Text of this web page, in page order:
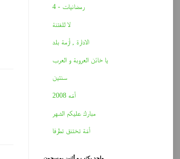
رمضانيات - 4
لا للفتنة
الادارة , أزمة بلد
يا خائن العروبة و العرب
سنتين
أمّه 2008
مبارك عليكم الشهر
أمّة تختنق تطرفا